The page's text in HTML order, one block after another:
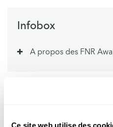
Infobox
A propos des FNR